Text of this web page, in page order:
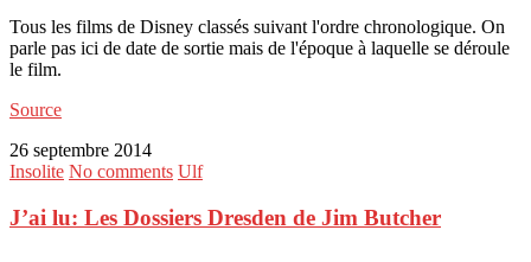
Tous les films de Disney classés suivant l'ordre chronologique. On
parle pas ici de date de sortie mais de l'époque à laquelle se déroule
le film.
Source
26 septembre 2014
Insolite No comments Ulf
J’ai lu: Les Dossiers Dresden de Jim Butcher